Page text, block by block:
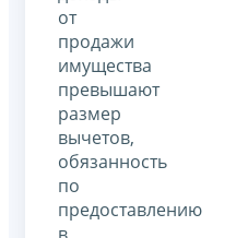
от
продажи
имущества
превышают
размер
вычетов,
обязанность
по
предоставлению
в